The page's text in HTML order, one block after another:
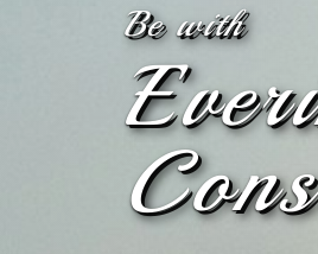
Be with